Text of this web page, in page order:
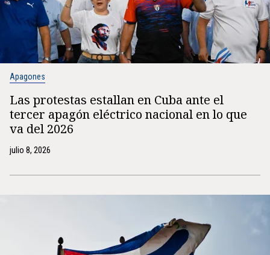
Apagones
Las protestas estallan en Cuba ante el
tercer apagón eléctrico nacional en lo que
va del 2026
julio 8, 2026